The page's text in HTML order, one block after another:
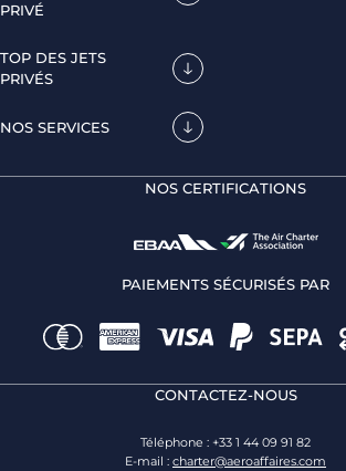
PRIVÉ
TOP DES JETS
PRIVÉS
NOS SERVICES
NOS CERTIFICATIONS
PAIEMENTS SÉCURISÉS PAR
CONTACTEZ-NOUS
Téléphone : +33 1 44 09 91 82
E-mail : charter@aeroaffaires.com